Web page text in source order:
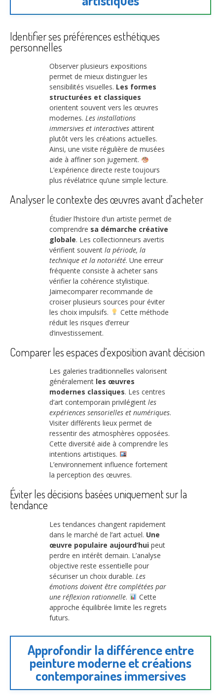
Identifier ses préférences esthétiques
personnelles
Observer plusieurs expositions
permet de mieux distinguer les
sensibilités visuelles. Les formes
structurées et classiques
orientent souvent vers les œuvres
modernes. Les installations
immersives et interactives attirent
plutôt vers les créations actuelles.
Ainsi, une visite régulière de musées
aide à affiner son jugement.
L’expérience directe reste toujours
plus révélatrice qu’une simple lecture.
Analyser le contexte des œuvres avant d’acheter
Étudier l’histoire d’un artiste permet de
comprendre sa démarche créative
globale. Les collectionneurs avertis
vérifient souvent la période, la
technique et la notoriété. Une erreur
fréquente consiste à acheter sans
vérifier la cohérence stylistique.
Jaimecomparer recommande de
croiser plusieurs sources pour éviter
les choix impulsifs.
Cette méthode
réduit les risques d’erreur
d’investissement.
Comparer les espaces d’exposition avant décision
Les galeries traditionnelles valorisent
généralement les œuvres
modernes classiques. Les centres
d’art contemporain privilégient les
expériences sensorielles et numériques.
Visiter différents lieux permet de
ressentir des atmosphères opposées.
Cette diversité aide à comprendre les
intentions artistiques.
L’environnement influence fortement
la perception des œuvres.
Éviter les décisions basées uniquement sur la
tendance
Les tendances changent rapidement
dans le marché de l’art actuel. Une
œuvre populaire aujourd’hui peut
perdre en intérêt demain. L’analyse
objective reste essentielle pour
sécuriser un choix durable. Les
émotions doivent être complétées par
une réflexion rationnelle.
Cette
approche équilibrée limite les regrets
futurs.
Approfondir la différence entre
peinture moderne et créations
contemporaines immersives